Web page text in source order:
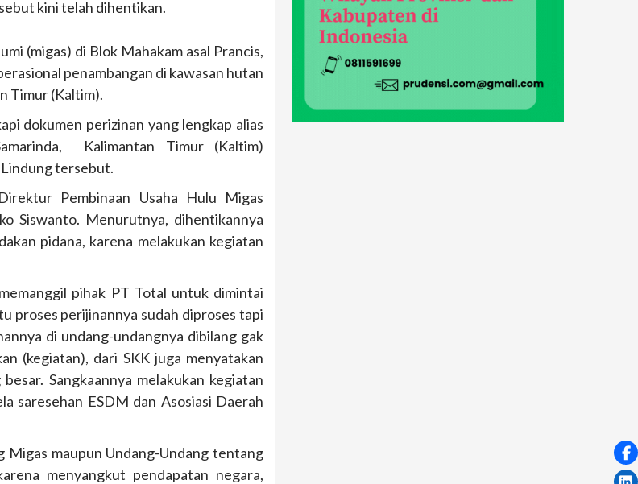
kini telah dihentikan.
(migas) di Blok Mahakam asal Prancis,
penambangan di kawasan hutan
Timur (Kaltim).
dokumen perizinan yang lengkap alias
Kalimantan Timur (Kaltim)
tersebut.
Pembinaan Usaha Hulu Migas
Siswanto. Menurutnya, dihentikannya
pidana, karena melakukan kegiatan
pihak PT Total untuk dimintai
proses perijinannya sudah diproses tapi
di undang-undangnya dibilang gak
(kegiatan), dari SKK juga menyatakan
Sangkaannya melakukan kegiatan
saresehan ESDM dan Asosiasi Daerah
Migas maupun Undang-Undang tentang
menyangkut pendapatan negara,